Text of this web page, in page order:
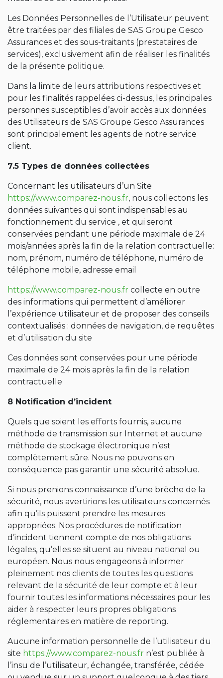
Les Données Personnelles de l’Utilisateur peuvent
être traitées par des filiales de SAS Groupe Gesco
Assurances et des sous-traitants (prestataires de
services), exclusivement afin de réaliser les finalités
de la présente politique.
Dans la limite de leurs attributions respectives et
pour les finalités rappelées ci-dessus, les principales
personnes susceptibles d’avoir accès aux données
des Utilisateurs de SAS Groupe Gesco Assurances
sont principalement les agents de notre service
client.
7.5 Types de données collectées
Concernant les utilisateurs d’un Site
https://www.comparez-nous.fr, nous collectons les
données suivantes qui sont indispensables au
fonctionnement du service , et qui seront
conservées pendant une période maximale de 24
mois/années après la fin de la relation contractuelle:
nom, prénom, numéro de téléphone, numéro de
téléphone mobile, adresse email
https://www.comparez-nous.fr collecte en outre
des informations qui permettent d’améliorer
l’expérience utilisateur et de proposer des conseils
contextualisés : données de navigation, de requêtes
et d’utilisation du site
Ces données sont conservées pour une période
maximale de 24 mois après la fin de la relation
contractuelle
8 Notification d’incident
Quels que soient les efforts fournis, aucune
méthode de transmission sur Internet et aucune
méthode de stockage électronique n’est
complètement sûre. Nous ne pouvons en
conséquence pas garantir une sécurité absolue.
Si nous prenions connaissance d’une brèche de la
sécurité, nous avertirions les utilisateurs concernés
afin qu’ils puissent prendre les mesures
appropriées. Nos procédures de notification
d’incident tiennent compte de nos obligations
légales, qu’elles se situent au niveau national ou
européen. Nous nous engageons à informer
pleinement nos clients de toutes les questions
relevant de la sécurité de leur compte et à leur
fournir toutes les informations nécessaires pour les
aider à respecter leurs propres obligations
réglementaires en matière de reporting.
Aucune information personnelle de l’utilisateur du
site https://www.comparez-nous.fr n’est publiée à
l’insu de l’utilisateur, échangée, transférée, cédée